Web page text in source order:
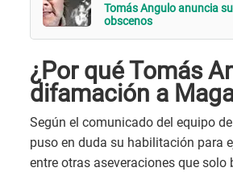
Tomás Angulo anuncia
obscenos
¿Por qué Tomás
difamación a
Según el comunicado del equipo
puso en duda su habilitación para
entre otras aseveraciones que